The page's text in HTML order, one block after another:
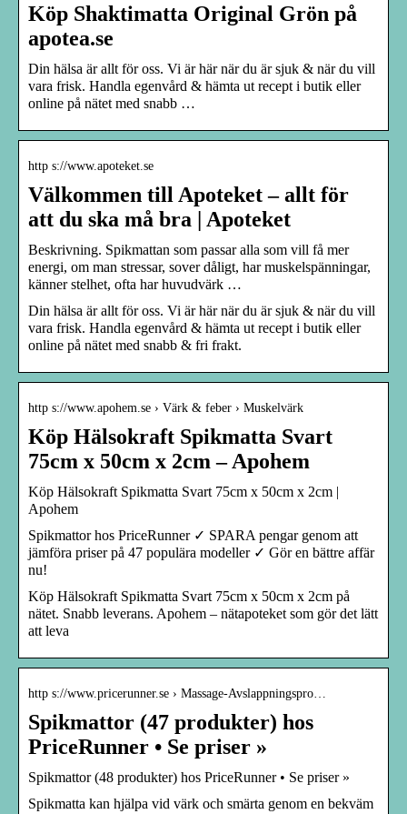
Köp Shaktimatta Original Grön på
apotea.se
Din hälsa är allt för oss. Vi är här när du är sjuk & när du vill
vara frisk. Handla egenvård & hämta ut recept i butik eller
online på nätet med snabb …
http s://www.apoteket.se
Välkommen till Apoteket – allt för
att du ska må bra | Apoteket
Beskrivning. Spikmattan som passar alla som vill få mer
energi, om man stressar, sover dåligt, har muskelspänningar,
känner stelhet, ofta har huvudvärk …
Din hälsa är allt för oss. Vi är här när du är sjuk & när du vill
vara frisk. Handla egenvård & hämta ut recept i butik eller
online på nätet med snabb & fri frakt.
http s://www.apohem.se › Värk & feber › Muskelvärk
Köp Hälsokraft Spikmatta Svart
75cm x 50cm x 2cm – Apohem
Köp Hälsokraft Spikmatta Svart 75cm x 50cm x 2cm |
Apohem
Spikmattor hos PriceRunner ✓ SPARA pengar genom att
jämföra priser på 47 populära modeller ✓ Gör en bättre affär
nu!
Köp Hälsokraft Spikmatta Svart 75cm x 50cm x 2cm på
nätet. Snabb leverans. Apohem – nätapoteket som gör det lätt
att leva
http s://www.pricerunner.se › Massage-Avslappningspro…
Spikmattor (47 produkter) hos
PriceRunner • Se priser »
Spikmattor (48 produkter) hos PriceRunner • Se priser »
Spikmatta kan hjälpa vid värk och smärta genom en bekväm